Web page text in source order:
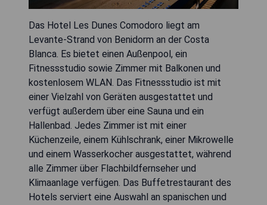
Das Hotel Les Dunes Comodoro liegt am
Levante-Strand von Benidorm an der Costa
Blanca. Es bietet einen Außenpool, ein
Fitnessstudio sowie Zimmer mit Balkonen und
kostenlosem WLAN. Das Fitnessstudio ist mit
einer Vielzahl von Geräten ausgestattet und
verfügt außerdem über eine Sauna und ein
Hallenbad. Jedes Zimmer ist mit einer
Küchenzeile, einem Kühlschrank, einer Mikrowelle
und einem Wasserkocher ausgestattet, während
alle Zimmer über Flachbildfernseher und
Klimaanlage verfügen. Das Buffetrestaurant des
Hotels serviert eine Auswahl an spanischen und